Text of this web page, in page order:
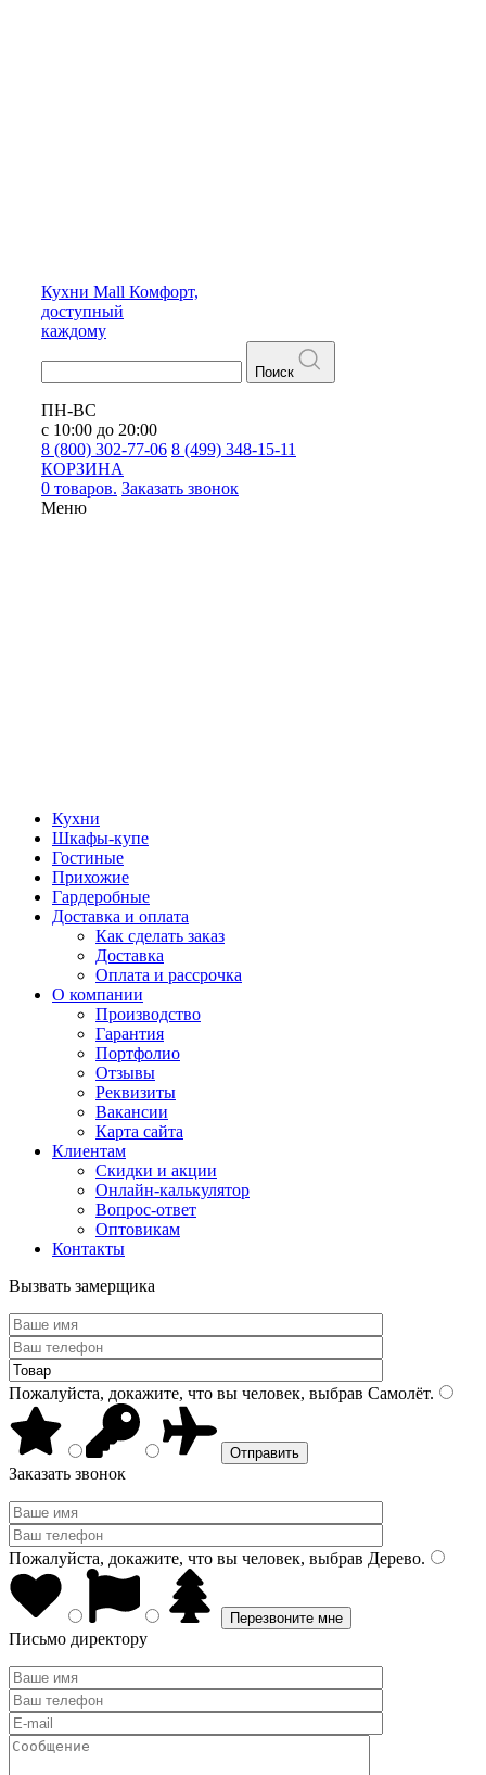
Кухни Mall Комфорт,
доступный
каждому
Поиск
ПН-ВС
с 10:00 до 20:00
8 (800) 302-77-06 8 (499) 348-15-11
КОРЗИНА
0 товаров. Заказать звонок
Меню
Кухни
Шкафы-купе
Гостиные
Прихожие
Гардеробные
Доставка и оплата
Как сделать заказ
Доставка
Оплата и рассрочка
О компании
Производство
Гарантия
Портфолио
Отзывы
Реквизиты
Вакансии
Карта сайта
Клиентам
Скидки и акции
Онлайн-калькулятор
Вопрос-ответ
Оптовикам
Контакты
Вызвать замерщика
Пожалуйста, докажите, что вы человек, выбрав Самолёт.
Заказать звонок
Пожалуйста, докажите, что вы человек, выбрав Дерево.
Письмо директору